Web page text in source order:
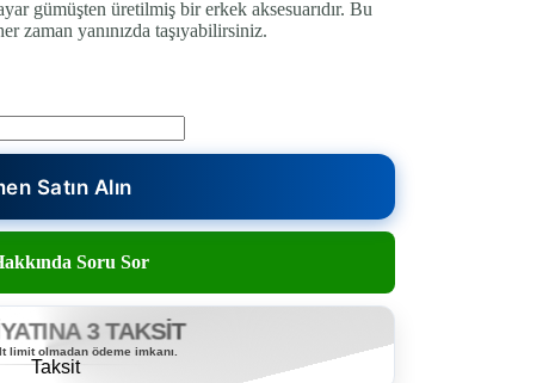
gümüşten üretilmiş bir erkek aksesuarıdır. Bu
zaman yanınızda taşıyabilirsiniz.
Satın Alın
Soru Sor
3 TAKSİT
limit olmadan ödeme imkanı.